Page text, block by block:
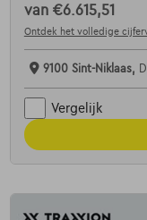
van €6.615,51
Ontdek het volledige
9100 Sint-Niklaas,
Vergelijk